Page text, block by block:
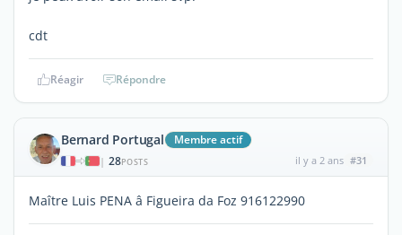
cdt
Réagir Répondre
Bernard Portugal Membre actif
| 28POSTS il y a 2 ans #31
Maître Luis PENA â Figueira da Foz 916122990